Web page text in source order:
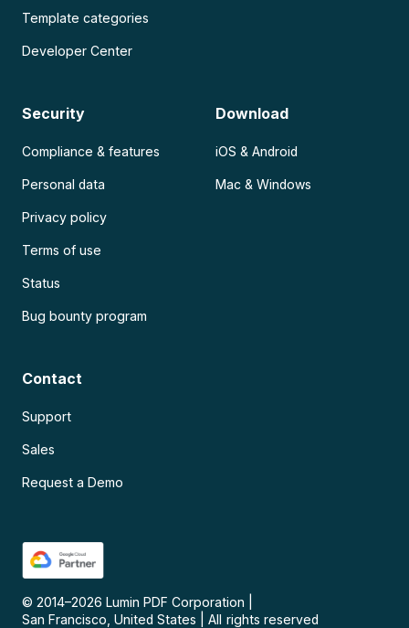
Template categories
Developer Center
Security
Compliance & features
Personal data
Privacy policy
Terms of use
Status
Bug bounty program
Download
iOS & Android
Mac & Windows
Contact
Support
Sales
Request a Demo
© 2014–2026 Lumin PDF Corporation
San Francisco, United States
All rights reserved